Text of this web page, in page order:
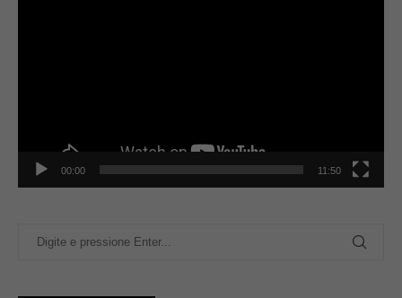
00:00 11:50